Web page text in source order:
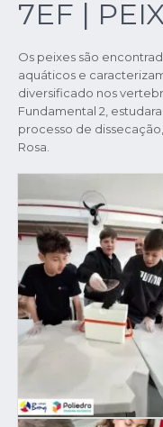
7EF |
Os peixes são
aquáticos e
diversificado nos
Fundamental 2,
processo de
Rosa.